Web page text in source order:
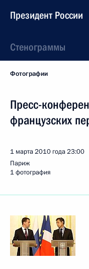
Президент России
Стенограммы
Фотографии
Пресс-
французских
1 марта 2010 года23:00
Париж
1 фотография